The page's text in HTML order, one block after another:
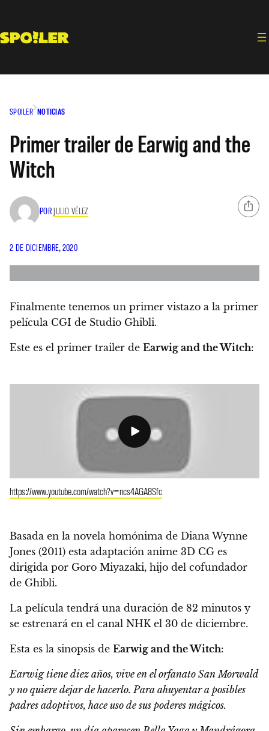
contenido
SPOILER NOTICIAS
Primer trailer de Earwig and the
Witch
POR JULIO VÉLEZ
2 DE DICIEMBRE, 2020
Finalmente tenemos un primer vistazo a la primer
película CGI de Studio Ghibli.
Este es el primer trailer de Earwig and the Witch:
https://www.youtube.com/watch?v=ncs4AGA8Sfc
Basada en la novela homónima de Diana Wynne
Jones (2011) esta adaptación anime 3D CG es
dirigida por Goro Miyazaki, hijo del cofundador
de Ghibli.
La película tendrá una duración de 82 minutos y
se estrenará en el canal NHK el 30 de diciembre.
Esta es la sinopsis de Earwig and the Witch:
Earwig tiene diez años, vive en el orfanato San Morwald
y no quiere dejar de hacerlo. Para ahuyentar a posibles
padres adoptivos, hace uso de sus poderes mágicos.